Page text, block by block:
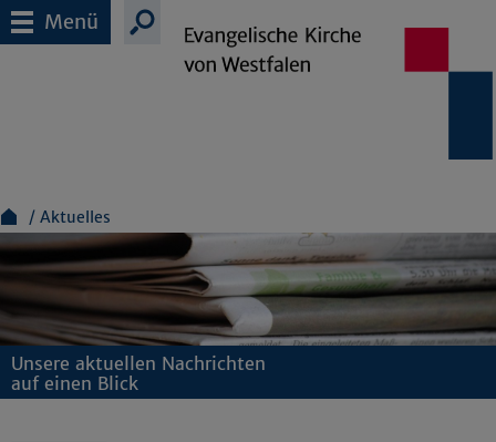
Menü
Aktuelles
Unsere aktuellen Nachrichten
auf einen Blick